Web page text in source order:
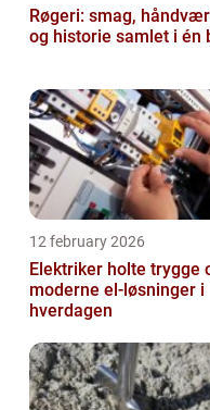
Røgeri: smag,
og historie samlet i én
12 february 2026
Elektriker holte trygge og
moderne el-løsninger i
hverdagen